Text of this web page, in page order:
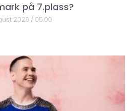
på 7.plass?
2026 05:00